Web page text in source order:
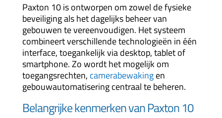
Paxton 10 is ontworpen om zowel de fysieke
beveiliging als het dagelijks beheer van
gebouwen te vereenvoudigen. Het systeem
combineert verschillende technologieën in één
interface, toegankelijk via desktop, tablet of
smartphone. Zo wordt het mogelijk om
toegangsrechten, camerabewakingen
gebouwautomatisering centraal te beheren.
Belangrijke kenmerken van Paxton 10